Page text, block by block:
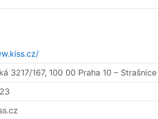
3217/167, 100 00 Praha 10 – Strašnice